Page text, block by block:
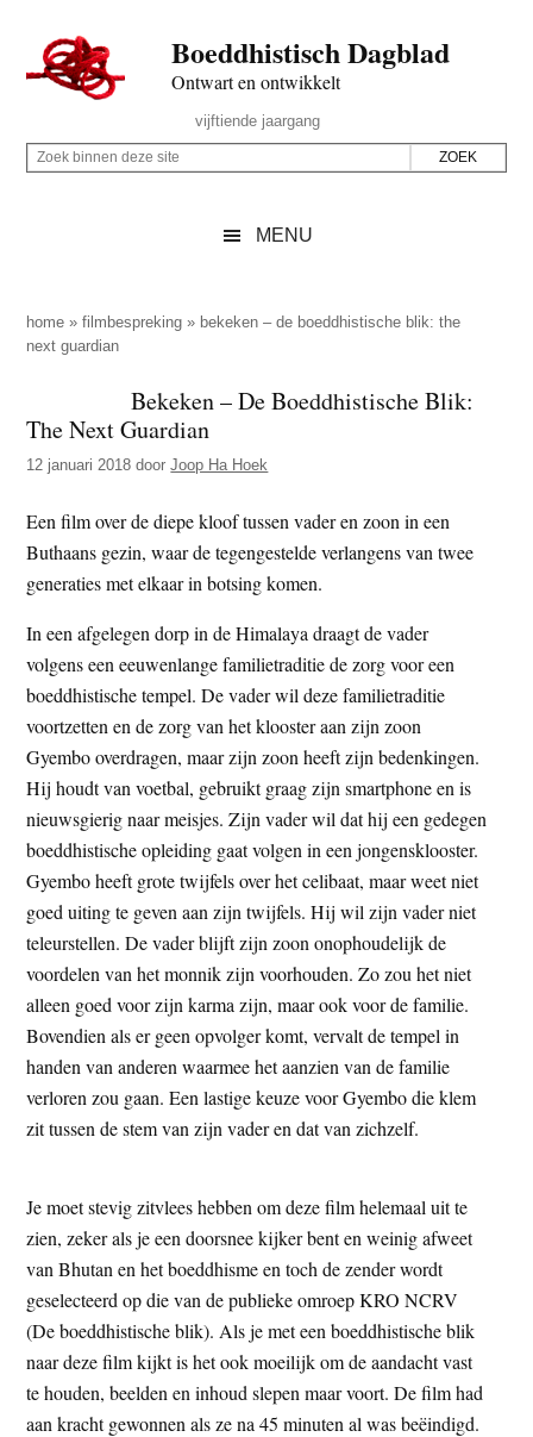
naar
de
inhoud
secondary
naar
de
sidebar
naar
de
Boeddhistisch Dagblad
Ontwart en ontwikkelt
Rechts
vijftiende jaargang
Z
p
d
z
e
i
t
e
Z
i
n
n
d
z
e
s
i
e
MENU
home »filmbespreking » bekeken – de boeddhistische blik: the
next guardian
Bekeken – De Boeddhistische Blik:
The Next Guardian
12 januari 2018 doorJoop Ha Hoek
Een film over de diepe kloof tussen vader en zoon in een
Buthaans gezin, waar de tegengestelde verlangens van twee
generaties met elkaar in botsing komen.
In een afgelegen dorp in de Himalaya draagt de vader
volgens een eeuwenlange familietraditie de zorg voor een
boeddhistische tempel. De vader wil deze familietraditie
voortzetten en de zorg van het klooster aan zijn zoon
Gyembo overdragen, maar zijn zoon heeft zijn bedenkingen.
Hij houdt van voetbal, gebruikt graag zijn smartphone en is
nieuwsgierig naar meisjes. Zijn vader wil dat hij een gedegen
boeddhistische opleiding gaat volgen in een jongensklooster.
Gyembo heeft grote twijfels over het celibaat, maar weet niet
goed uiting te geven aan zijn twijfels. Hij wil zijn vader niet
teleurstellen. De vader blijft zijn zoon onophoudelijk de
voordelen van het monnik zijn voorhouden. Zo zou het niet
alleen goed voor zijn karma zijn, maar ook voor de familie.
Bovendien als er geen opvolger komt, vervalt de tempel in
handen van anderen waarmee het aanzien van de familie
verloren zou gaan. Een lastige keuze voor Gyembo die klem
zit tussen de stem van zijn vader en dat van zichzelf.
Je moet stevig zitvlees hebben om deze film helemaal uit te
zien, zeker als je een doorsnee kijker bent en weinig afweet
van Bhutan en het boeddhisme en toch de zender wordt
geselecteerd op die van de publieke omroep KRO NCRV
(De boeddhistische blik). Als je met een boeddhistische blik
naar deze film kijkt is het ook moeilijk om de aandacht vast
te houden, beelden en inhoud slepen maar voort. De film had
aan kracht gewonnen als ze na 45 minuten al was beëindigd.